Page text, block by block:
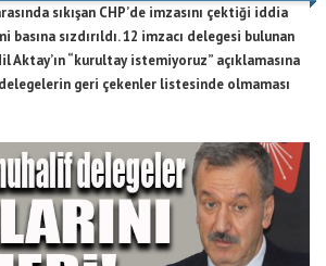
sıkışan CHP’de imzasını çektiği iddia
sızdırıldı. 12 imzacı delegesi bulunan
Aktay’ın “kurultay istemiyoruz” açıklamasına
geri çekenler listesinde olmaması